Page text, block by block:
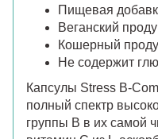
Пищевая
Веганский
Кошерный
Не содержит
Капсулы Stress B-
полный спектр
группы B в их самой